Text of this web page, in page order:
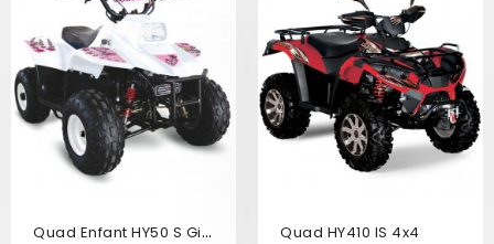
Quad Enfant HY50 S Girly
Quad HY410 IS 4x4